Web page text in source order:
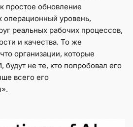
простое обновление
операционный уровень,
реальных рабочих процессов,
и качества. То же
организации, которые
не те, кто попробовал его
всего его